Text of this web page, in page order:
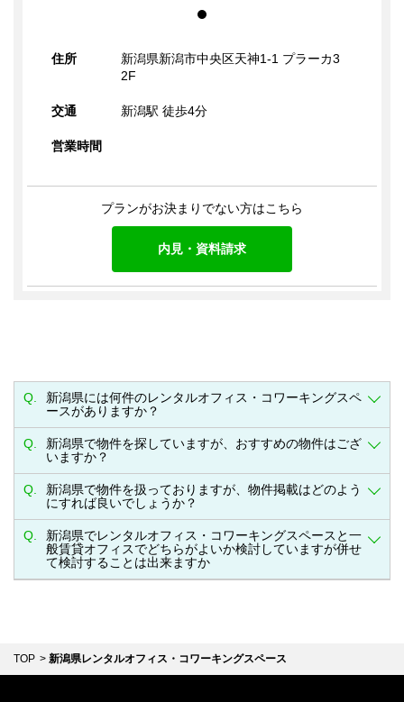
住所
新潟県新潟市中央区天神1-1 プラーカ3
2F
交通 新潟駅 徒歩4分
営業時間
プランがお決まりでない方はこちら
内見・資料請求
Q.
新潟県には何件のレンタルオフィス・コワーキングスペ
ースがありますか？
Q.
新潟県で物件を探していますが、おすすめの物件はござ
いますか？
Q.
新潟県で物件を扱っておりますが、物件掲載はどのよう
にすれば良いでしょうか？
Q.
新潟県でレンタルオフィス・コワーキングスペースと一
般賃貸オフィスでどちらがよいか検討していますが併せ
て検討することは出来ますか
TOP 新潟県レンタルオフィス・コワーキングスペース